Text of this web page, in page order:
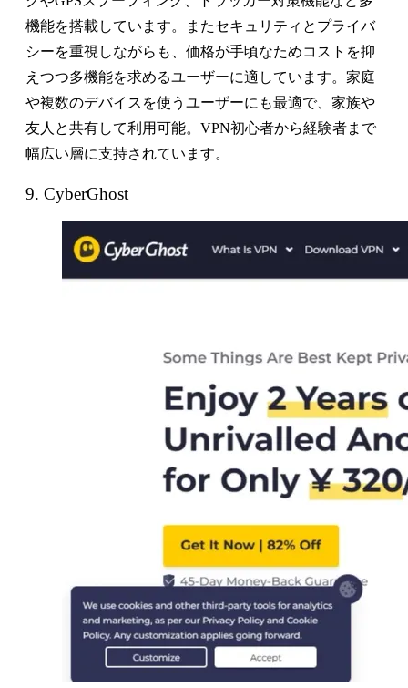
機能を搭載しています。またセキュリティとプライバ
シーを重視しながらも、価格が手頃なためコストを抑
えつつ多機能を求めるユーザーに適しています。家庭
や複数のデバイスを使うユーザーにも最適で、家族や
友人と共有して利用可能。VPN初心者から経験者まで
幅広い層に支持されています。
9. CyberGhost